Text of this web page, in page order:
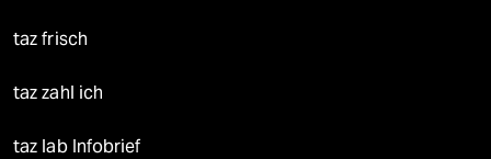
taz frisch
taz zahl ich
taz lab Infobrief